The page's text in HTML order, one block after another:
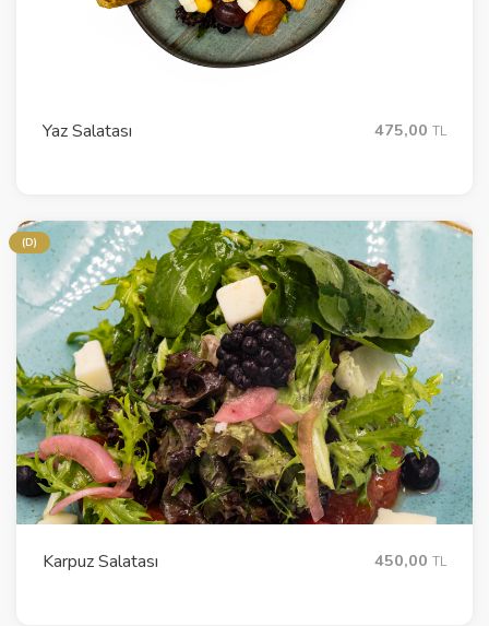
Yaz Salatası 475,00 TL
(D)
Karpuz Salatası 450,00 TL